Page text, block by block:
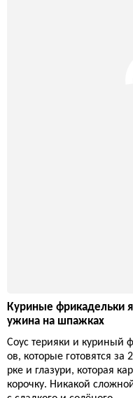
Корейские
а с обжигающим
Фрикадельки из индейки
не просто ужин, а
кунжутом, нежное мясо и
ая заставит забыть о